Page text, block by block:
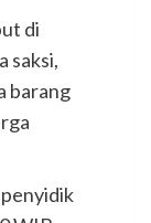
di
saksi,
barang